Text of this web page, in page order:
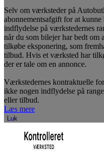
Selv om værksteder på
abonnementsafgift for at
indflydelse på værkstedernes
når du som bilejer har bedt
tilkøbe eksponering, som
tilbud. Hvis et værksted har
der er tale om en annonce.
Værkstedernes kontraktuelle
ikke nogen indflydelse på
eller tilbud.
Læs mere
Luk